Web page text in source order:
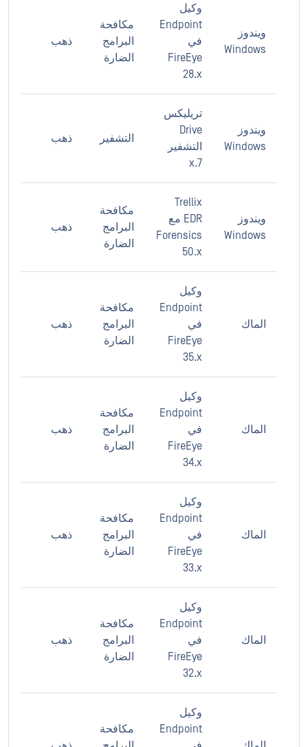
ويندوز
Windows
وكيل
Endpoint
في
FireEye
28.x
مكافحة
البرامج
الضارة
ذهب
ويندوز
Windows
تريليكس
Drive
التشفير
7.x
التشفير ذهب
ويندوز
Windows
Trellix
EDR مع
Forensics
50.x
مكافحة
البرامج
الضارة
ذهب
الماك
وكيل
Endpoint
في
FireEye
35.x
مكافحة
البرامج
الضارة
ذهب
الماك
وكيل
Endpoint
في
FireEye
34.x
مكافحة
البرامج
الضارة
ذهب
الماك
وكيل
Endpoint
في
FireEye
33.x
مكافحة
البرامج
الضارة
ذهب
الماك
وكيل
Endpoint
في
FireEye
32.x
مكافحة
البرامج
الضارة
ذهب
وكيل
Endpoint
مكافحة